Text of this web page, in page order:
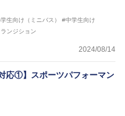
生向け（ミニバス）
#中学生向け
ンジション
2024/08/14
応①】スポーツパフォーマン